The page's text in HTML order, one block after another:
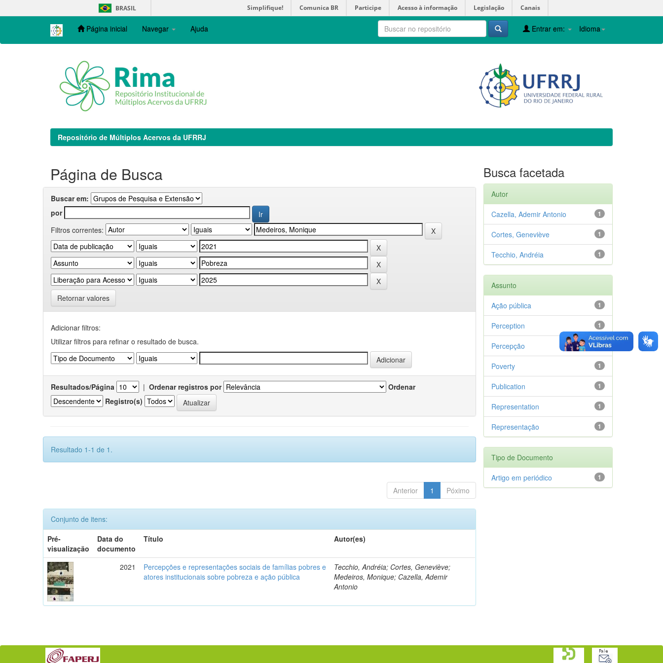
navigation
BRASIL Simplifique! Comunica BR Participe Acesso à informação Legislação Canais
Página inicial Navegar Ajuda Idioma
Entrar em:
Repositório de Múltiplos Acervos da UFRRJ
Página de Busca
Buscar em:
por
Filtros correntes:
Retornar valores
Adicionar filtros:
Utilizar filtros para refinar o resultado de busca.
Resultados/Página | Ordenar registros por
Ordenar
Registro(s)
Resultado 1-1 de 1.
Anterior 1 Póximo
Conjunto de itens:
Pré-
visualização
Data do
documento
Título Autor(es)
2021
Percepções e representações sociais de famílias pobres e
atores institucionais sobre pobreza e ação pública
Tecchio, Andréia; Cortes, Geneviève;
Medeiros, Monique; Cazella, Ademir
Antonio
Busca facetada
Autor
1
Cazella, Ademir Antonio
1
Cortes, Geneviève
1
Tecchio, Andréia
Assunto
1
Ação pública
1
Perception
1
Percepção
1
Poverty
1
Publication
1
Representation
1
Representação
Tipo de Documento
1
Artigo em periódico